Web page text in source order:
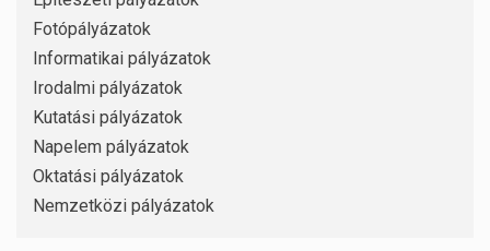
Fotópályázatok
Informatikai pályázatok
Irodalmi pályázatok
Kutatási pályázatok
Napelem pályázatok
Oktatási pályázatok
Nemzetközi pályázatok